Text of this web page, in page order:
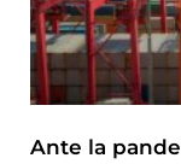
Ante la